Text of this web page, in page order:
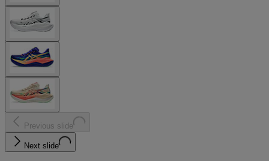
Previous slide
Next slide